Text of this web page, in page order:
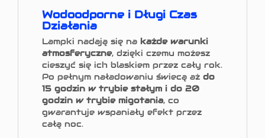
Wodoodporne i Długi Czas
Działania
Lampki nadają się na każde warunki
atmosferyczne, dzięki czemu możesz
cieszyć się ich blaskiem przez cały rok.
Po pełnym naładowaniu świecą aż do
15 godzin w trybie stałym i do 20
godzin w trybie migotania, co
gwarantuje wspaniały efekt przez
całą noc.